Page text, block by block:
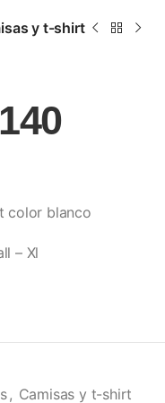
y t-shirt
color blanco
– Xl
, Camisas y t-shirt